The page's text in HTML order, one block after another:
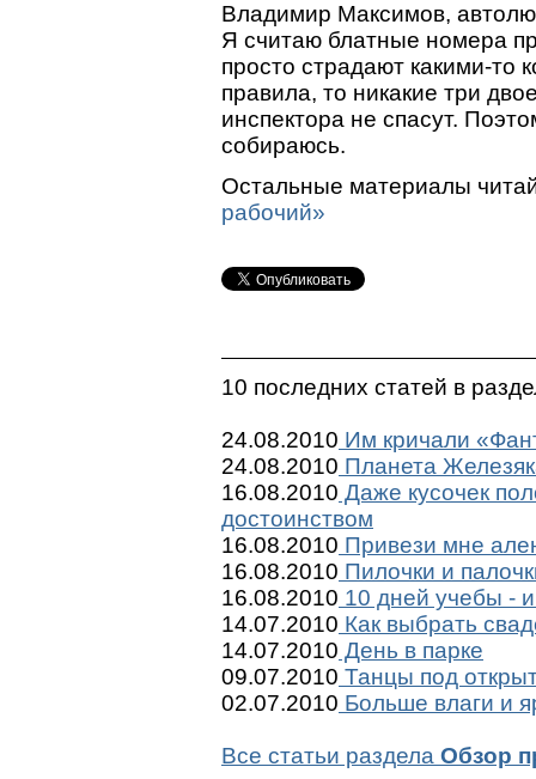
Владимир Максимов,
Я считаю блатные номера
просто страдают какими-
правила, то никакие три
инспектора не спасут.
собираюсь.
Остальные материалы
рабочий»
10 последних статей в
24.08.2010 Им кричали
24.08.2010 Планета
16.08.2010 Даже кусочек
достоинством
16.08.2010 Привези мне
16.08.2010 Пилочки и
16.08.2010 10 дней учебы -
14.07.2010 Как выбрать
14.07.2010 День в парке
09.07.2010 Танцы под
02.07.2010 Больше влаги и
Все статьи раздела Обзор